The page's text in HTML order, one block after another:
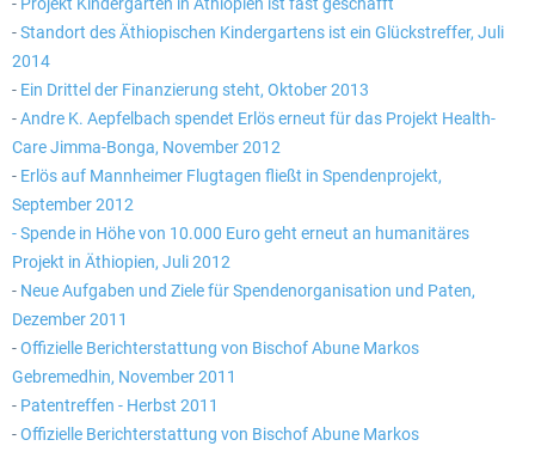
EmergencyDispatcherPro - 24h Free
Trial
35,69 € *
-Standort des Äthiopischen Kindergartens ist ein Glückstreffer, Juli
2014
- Ein Drittel der Finanzierung steht, Oktober 2013
-Andre K. Aepfelbach spendet Erlös erneut für das Projekt Health-
Care Jimma-Bonga, November 2012
- Erlös auf Mannheimer Flugtagen fließt in Spendenprojekt,
September 2012
-Spende in Höhe von 10.000 Euro geht erneut an humanitäres
Projekt in Äthiopien, Juli 2012
- Neue Aufgaben und Ziele für Spendenorganisation und Paten,
Dezember 2011
-Offizielle Berichterstattung von Bischof Abune Markos
Gebremedhin, November 2011
- Patentreffen - Herbst 2011
-Offizielle Berichterstattung von Bischof Abune Markos